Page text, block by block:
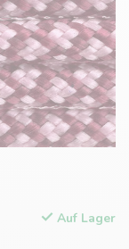
Auf Lager